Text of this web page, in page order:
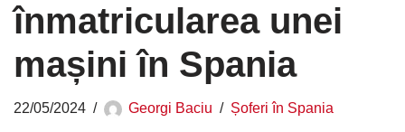
înmatricularea unei
mașini în Spania
22/05/2024 Georgi Baciu Șoferi în Spania